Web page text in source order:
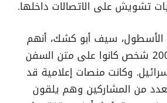
تشويش على الاتصالات داخلها.
الأسطول، سيف أبو كشك، أنهم
يجهلون مصير نحو 200 شخص كانوا على متن السفن
وكانت منصات إعلامية قد
من المشاركين وهم يلقون